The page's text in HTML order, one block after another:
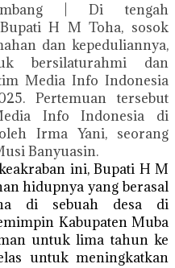
| Di tengah
H M Toha, sosok
dan kepeduliannya,
bersilaturahmi dan
Media Info Indonesia
Pertemuan tersebut
Info Indonesia di
Irma Yani, seorang
Banyuasin.
ini, Bupati H M
hidupnya yang berasal
di sebuah desa di
Kabupaten Muba
untuk lima tahun ke
untuk meningkatkan